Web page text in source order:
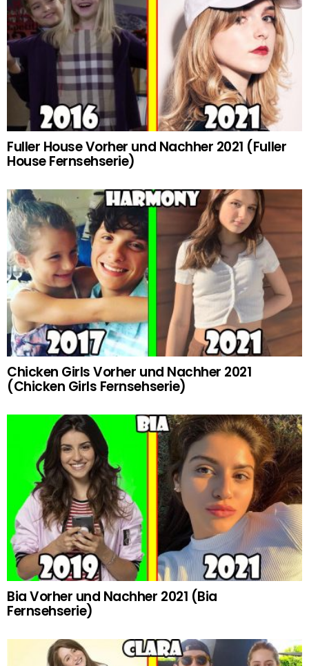
Fuller House Vorher und Nachher 2021 (Fuller
House Fernsehserie)
Chicken Girls Vorher und Nachher 2021
(Chicken Girls Fernsehserie)
Bia Vorher und Nachher 2021 (Bia
Fernsehserie)